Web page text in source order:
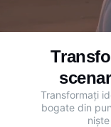
Transformați
bogate din